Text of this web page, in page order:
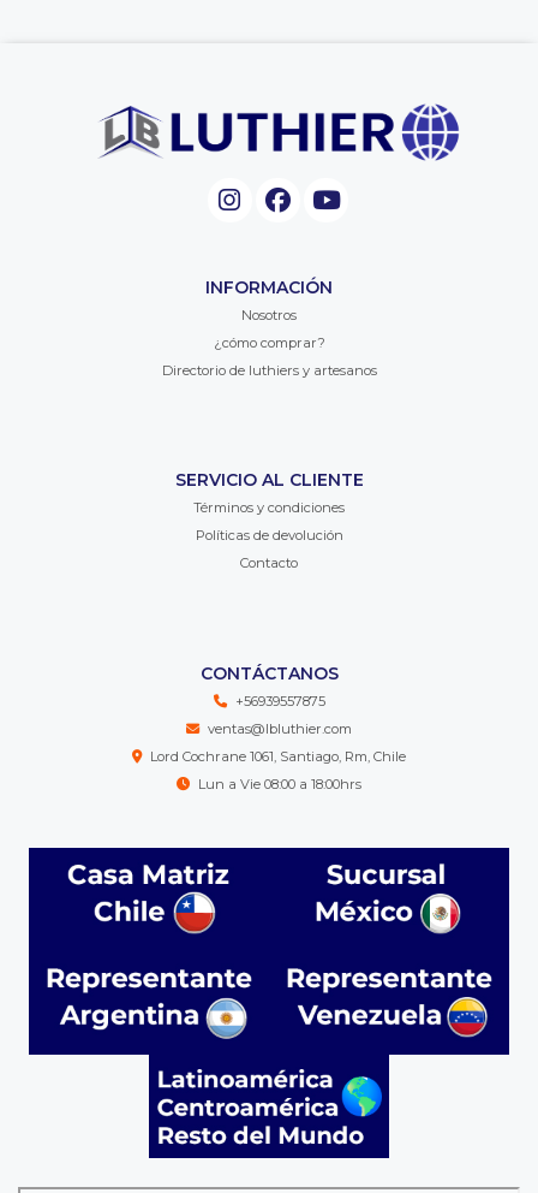
INFORMACIÓN
Nosotros
¿cómo comprar?
Directorio de luthiers y artesanos
SERVICIO AL CLIENTE
Términos y condiciones
Políticas de devolución
Contacto
CONTÁCTANOS
+56939557875
ventas@lbluthier.com
Lord Cochrane 1061, Santiago, Rm, Chile
Lun a Vie 08:00 a 18:00hrs